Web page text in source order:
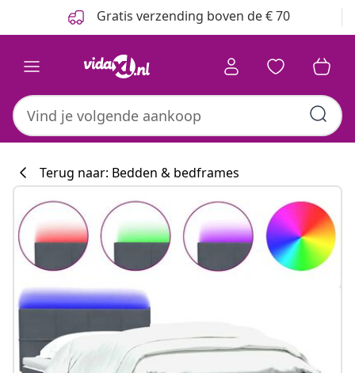
Gratis verzending boven de € 70
Terug naar: Bedden & bedframes